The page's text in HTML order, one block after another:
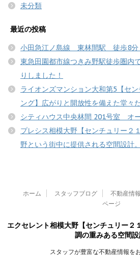
未分類
最近の投稿
小田急江ノ島線 東林間駅 徒歩8分
東急田園都市線つきみ野駅徒歩圏内
りしました！
ライオンズマンション大和第5【セ
ング】広がりと開放性を備えた堂々
シティハウス中央林間 201号室 オ
プレシス相模大野【センチュリー２
野という街中に提供される空間設計。
ホーム スタッフブログ 不動産情報
ページ
エクセレント相模大野【センチュリー２
調の重みある空間設
スタッフが豊富な不動産情報を